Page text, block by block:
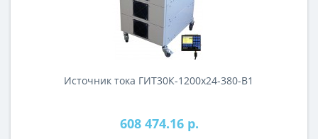
Источник тока ГИТ30К-1200х24-380-В1
608 474.16 р.